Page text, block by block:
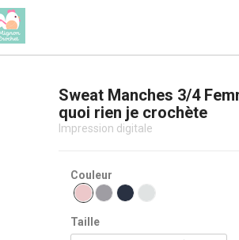
Sweat Manches 3/4
quoi rien je crochète
Impression digitale
Couleur
Taille